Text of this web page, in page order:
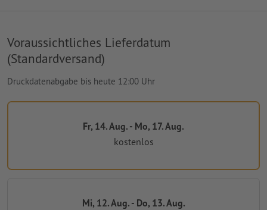
Voraussichtliches Lieferdatum
(Standardversand)
Druckdatenabgabe bis heute 12:00 Uhr
Fr, 14. Aug. - Mo, 17. Aug.
kostenlos
Mi, 12. Aug. - Do, 13. Aug.